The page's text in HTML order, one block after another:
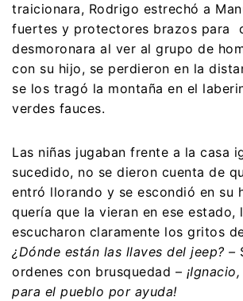
traicionara, Rodrigo estrechó a
fuertes y protectores brazos para
desmoronara al ver al grupo de
con su hijo, se perdieron en la
se los tragó la montaña en el
verdes fauces.
Las niñas jugaban frente a la casa
sucedido, no se dieron cuenta de
entró llorando y se escondió en su
quería que la vieran en ese estado,
escucharon claramente los gritos
¿Dónde están las llaves del jeep? –
ordenes con brusquedad –
para el pueblo por ayuda!